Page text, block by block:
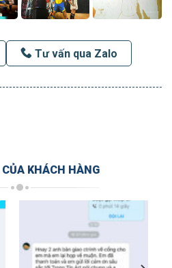
Tư vấn qua Zalo
KHÁCH HÀNG